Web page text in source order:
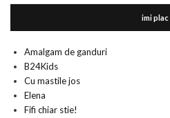
imi plac
Amalgam de ganduri
B24Kids
Cu mastile jos
Elena
Fifi chiar stie!